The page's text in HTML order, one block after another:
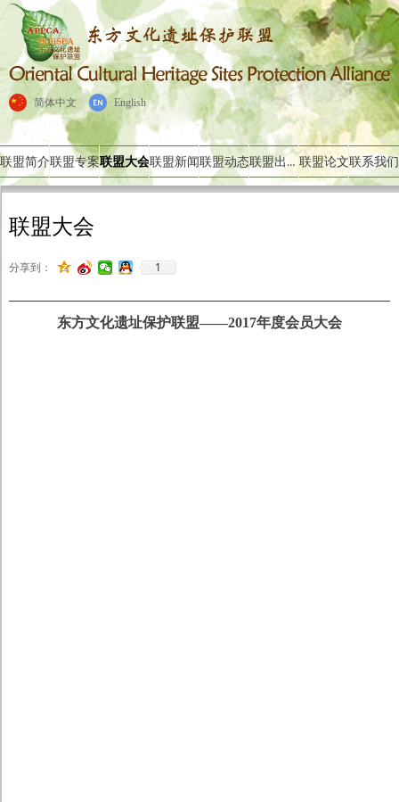
简体中文 English
联盟简介联盟专案联盟大会联盟新闻联盟动态 联盟出版物 联盟论文联系我们
联盟大会
分享到： 1
东方文化遗址保护联盟——2017年度会员大会